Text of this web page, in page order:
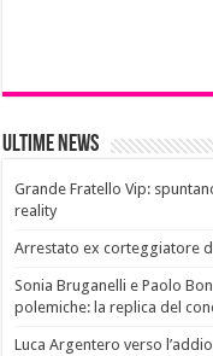
Ultime News
Grande Fratello Vip:
reality
Arrestato ex corteggiatore
Sonia Bruganelli e Paolo
polemiche: la replica del
Luca Argentero verso